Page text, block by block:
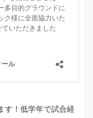
す！低学年で試合経